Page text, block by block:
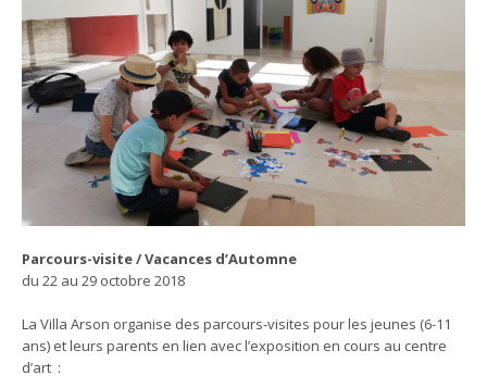
Parcours-visite / Vacances d’Automne
du 22 au 29 octobre 2018
La Villa Arson organise des parcours-visites pour les jeunes (6-11
ans) et leurs parents en lien avec l’exposition en cours au centre
d’art :